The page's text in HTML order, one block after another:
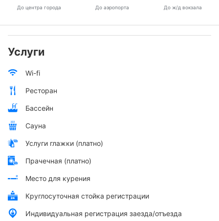
До центра города До аэропорта До ж/д вокзала
Услуги
Wi-fi
Ресторан
Бассейн
Сауна
Услуги глажки (платно)
Прачечная (платно)
Место для курения
Круглосуточная стойка регистрации
Индивидуальная регистрация заезда/отъезда